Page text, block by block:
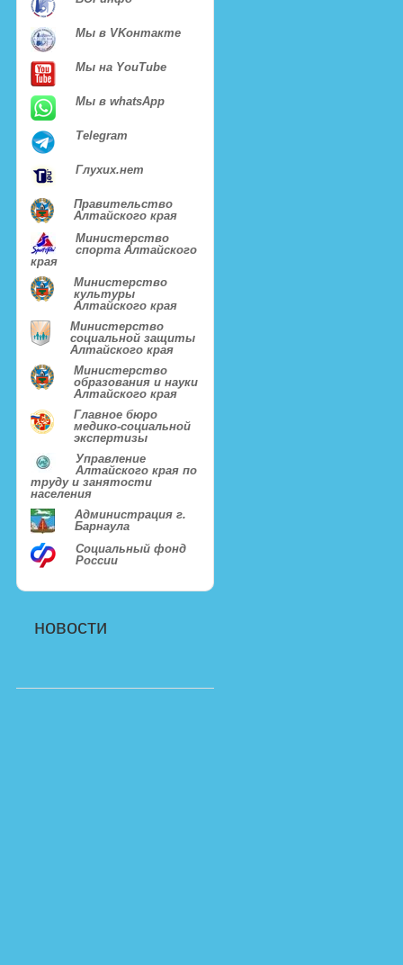
Мы в VKонтакте
Мы на YouTube
Мы в whatsApp
Telegram
Глухих.нет
Правительство
Алтайского края
Министерство
спорта Алтайского
края
Министерство
культуры
Алтайского края
Министерство
социальной защиты
Алтайского края
Министерство
образования и науки
Алтайского края
Главное бюро
медико-социальной
экспертизы
Управление
Алтайского края по
труду и занятости
населения
Администрация г.
Барнаула
Социальный фонд
России
новости